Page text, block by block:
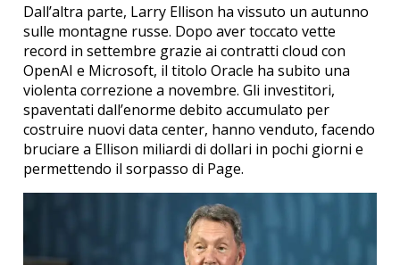
Dall’altra parte, Larry Ellison ha vissuto un autunno
sulle montagne russe. Dopo aver toccato vette
record in settembre grazie ai contratti cloud con
OpenAI e Microsoft, il titolo Oracle ha subito una
violenta correzione a novembre. Gli investitori,
spaventati dall’enorme debito accumulato per
costruire nuovi data center, hanno venduto, facendo
bruciare a Ellison miliardi di dollari in pochi giorni e
permettendo il sorpasso di Page.